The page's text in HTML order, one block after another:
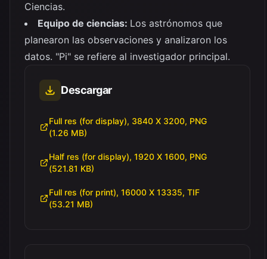
Ciencias.
Equipo de ciencias: Los astrónomos que
planearon las observaciones y analizaron los
datos. "Pi" se refiere al investigador principal.
Descargar
Full res (for display), 3840 X 3200, PNG
(1.26 MB)
Half res (for display), 1920 X 1600, PNG
(521.81 KB)
Full res (for print), 16000 X 13335, TIF
(53.21 MB)